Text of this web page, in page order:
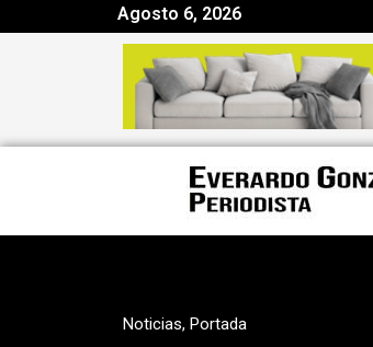
Agosto 6, 2026
Noticias, Portada